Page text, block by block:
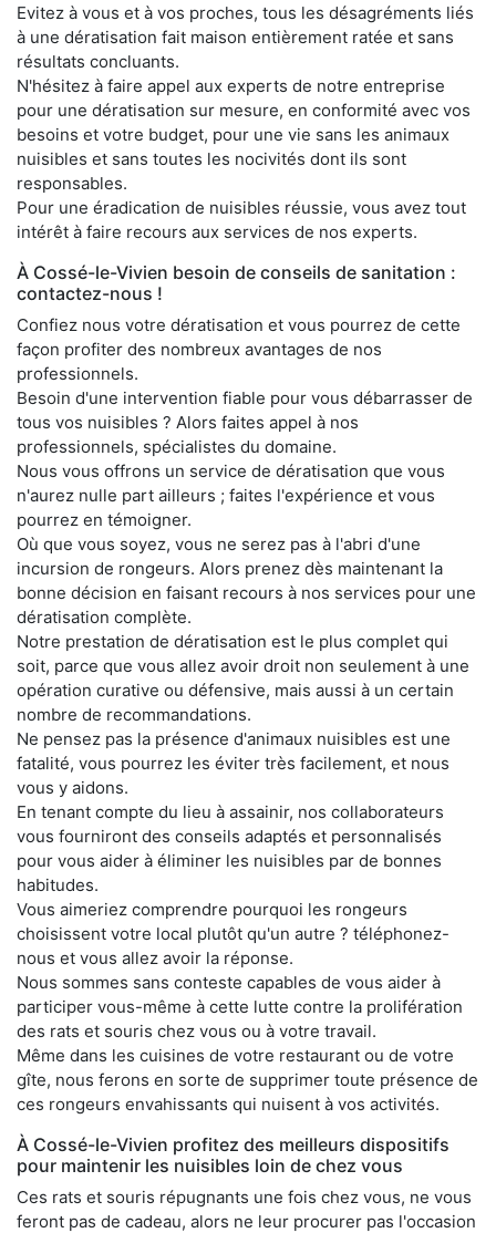
Evitez à vous et à vos proches, tous les désagréments liés
à une dératisation fait maison entièrement ratée et sans
résultats concluants.
N'hésitez à faire appel aux experts de notre entreprise
pour une dératisation sur mesure, en conformité avec vos
besoins et votre budget, pour une vie sans les animaux
nuisibles et sans toutes les nocivités dont ils sont
responsables.
Pour une éradication de nuisibles réussie, vous avez tout
intérêt à faire recours aux services de nos experts.
À Cossé-le-Vivien besoin de conseils de sanitation :
contactez-nous !
Confiez nous votre dératisation et vous pourrez de cette
façon profiter des nombreux avantages de nos
professionnels.
Besoin d'une intervention fiable pour vous débarrasser de
tous vos nuisibles ? Alors faites appel à nos
professionnels, spécialistes du domaine.
Nous vous offrons un service de dératisation que vous
n'aurez nulle part ailleurs ; faites l'expérience et vous
pourrez en témoigner.
Où que vous soyez, vous ne serez pas à l'abri d'une
incursion de rongeurs. Alors prenez dès maintenant la
bonne décision en faisant recours à nos services pour une
dératisation complète.
Notre prestation de dératisation est le plus complet qui
soit, parce que vous allez avoir droit non seulement à une
opération curative ou défensive, mais aussi à un certain
nombre de recommandations.
Ne pensez pas la présence d'animaux nuisibles est une
fatalité, vous pourrez les éviter très facilement, et nous
vous y aidons.
En tenant compte du lieu à assainir, nos collaborateurs
vous fourniront des conseils adaptés et personnalisés
pour vous aider à éliminer les nuisibles par de bonnes
habitudes.
Vous aimeriez comprendre pourquoi les rongeurs
choisissent votre local plutôt qu'un autre ? téléphonez-
nous et vous allez avoir la réponse.
Nous sommes sans conteste capables de vous aider à
participer vous-même à cette lutte contre la prolifération
des rats et souris chez vous ou à votre travail.
Même dans les cuisines de votre restaurant ou de votre
gîte, nous ferons en sorte de supprimer toute présence de
ces rongeurs envahissants qui nuisent à vos activités.
À Cossé-le-Vivien profitez des meilleurs dispositifs
pour maintenir les nuisibles loin de chez vous
Ces rats et souris répugnants une fois chez vous, ne vous
feront pas de cadeau, alors ne leur procurer pas l'occasion